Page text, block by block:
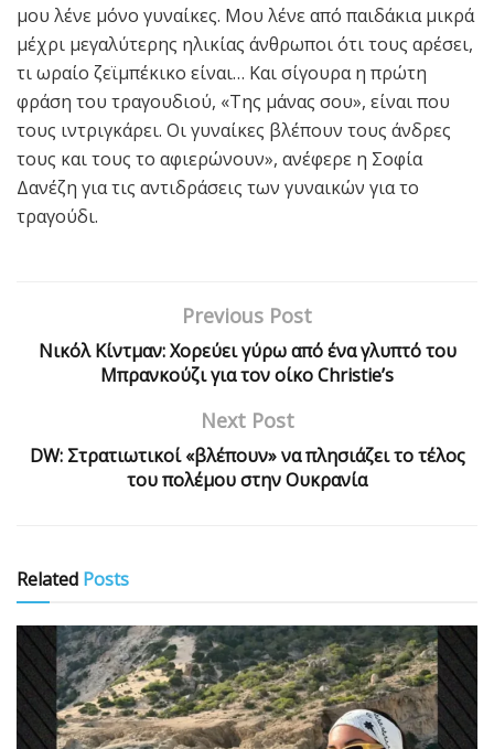
µου λένε µόνο γυναίκες. Μου λένε από παιδάκια µικρά
µέχρι µεγαλύτερης ηλικίας άνθρωποι ότι τους αρέσει,
τι ωραίο ζεϊµπέκικο είναι… Και σίγουρα η πρώτη
φράση του τραγουδιού, «Της µάνας σου», είναι που
τους ιντριγκάρει. Οι γυναίκες βλέπουν τους άνδρες
τους και τους το αφιερώνουν», ανέφερε η Σοφία
Δανέζη για τις αντιδράσεις των γυναικών για το
τραγούδι.
Previous Post
Νικόλ Κίντμαν: Χορεύει γύρω από ένα γλυπτό του
Μπρανκούζι για τον οίκο Christie’s
Next Post
DW: Στρατιωτικοί «βλέπουν» να πλησιάζει το τέλος
του πολέμου στην Ουκρανία
Related Posts